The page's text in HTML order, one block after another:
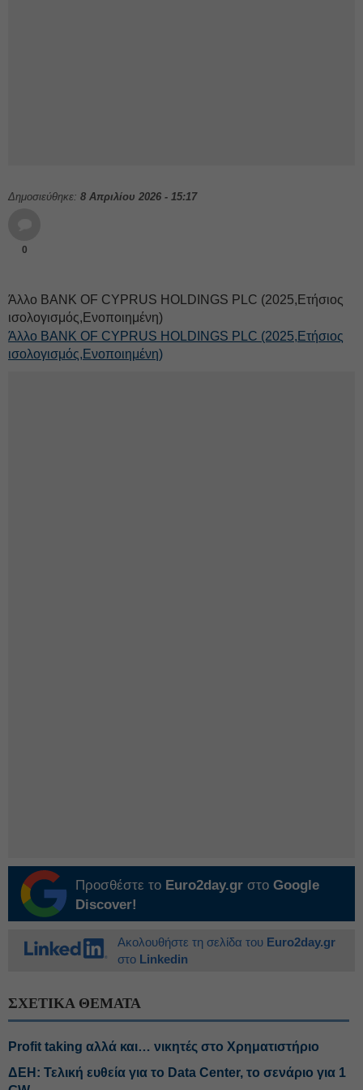
Δημοσιεύθηκε: 8 Απριλίου 2026 - 15:17
0
Άλλο BANK OF CYPRUS HOLDINGS PLC (2025,Ετήσιος
ισολογισμός,Ενοποιημένη)
Άλλο BANK OF CYPRUS HOLDINGS PLC (2025,Ετήσιος
ισολογισμός,Ενοποιημένη)
Προσθέστε το Euro2day.gr στο Google
Discover!
Ακολουθήστε τη σελίδα του Euro2day.gr
στο Linkedin
ΣΧΕΤΙΚΑ ΘΕΜΑΤΑ
Profit taking αλλά και… νικητές στο Χρηματιστήριο
ΔΕΗ: Τελική ευθεία για το Data Center, το σενάριο για 1